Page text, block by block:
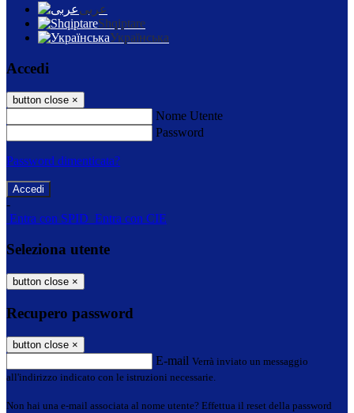
عربى
Shqiptare
Українська
Accedi
button close ×
Nome Utente
Password
Password dimenticata?
-
Entra con SPID Entra con CIE
Seleziona utente
button close ×
Recupero password
button close ×
E-mail Verrà inviato un messaggio
all'indirizzo indicato con le istruzioni necessarie.
Non hai una e-mail associata al nome utente? Effettua il reset della password